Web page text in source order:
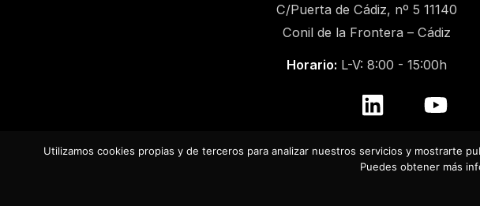
C/Puerta de Cádiz, nº 5 11140
Conil de la Frontera – Cádiz
Horario: L-V: 8:00 - 15:00h
Aviso legal | Política de
Utilizamos cookies propias y de terceros para analizar nuestros servicios y mostrarte
Puedes obtener más